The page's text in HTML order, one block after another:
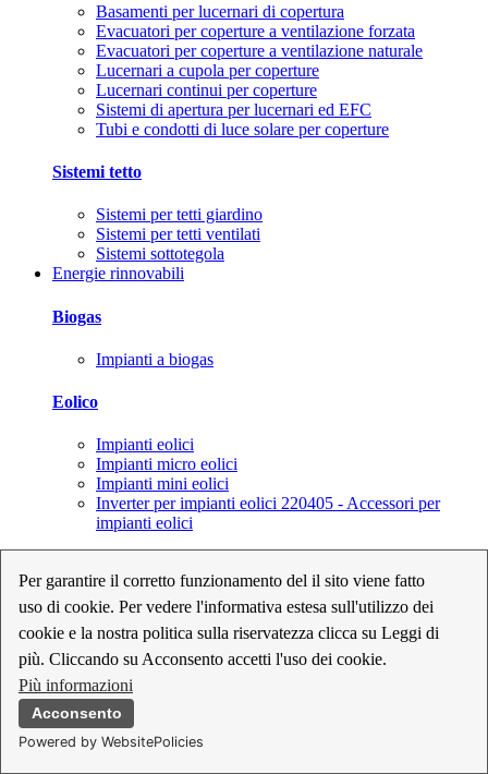
Per garantire il corretto funzionamento del il sito viene fatto
uso di cookie. Per vedere l'informativa estesa sull'utilizzo dei
cookie e la nostra politica sulla riservatezza clicca su Leggi di
più. Cliccando su Acconsento accetti l'uso dei cookie.
Più informazioni
Acconsento
Powered by WebsitePolicies
Basamenti per lucernari di copertura
Evacuatori per coperture a ventilazione forzata
Evacuatori per coperture a ventilazione naturale
Lucernari a cupola per coperture
Lucernari continui per coperture
Sistemi di apertura per lucernari ed EFC
Tubi e condotti di luce solare per coperture
Sistemi tetto
Sistemi per tetti giardino
Sistemi per tetti ventilati
Sistemi sottotegola
Energie rinnovabili
Biogas
Impianti a biogas
Eolico
Impianti eolici
Impianti micro eolici
Impianti mini eolici
Inverter per impianti eolici 220405 - Accessori per
impianti eolici
Cavi, connettori e sezionatori per impianti fotovoltaici
Inverter per impianti fotovoltaici
Kit per impianti fotovoltaici
Moduli fotovoltaici
Sistemi di monitoraggio per impianti fotovoltaici
Strumenti di collaudo e configurazione per impianti
fotovoltaici
Supporti per impianti fotovoltaici